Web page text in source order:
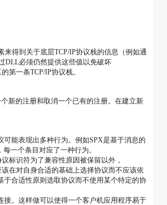
来得到关于底层TCP/IP协议栈的信息（例如通
DLL必须仍然提供这些值以免破坏
第一条TCP/IP协议栈。
新的注册和取消一个已有的注册。在建立新
能表现出多种行为。例如SPX是基于消息的
一个条目对应了一种行为。
标识符为了兼容性原因被保留以外，
在对自身合适的基础上选择协议而不应该依
合适性原则选取协议而不使用某个特定的协
。这样做可以使得一个客户机应用程序易于